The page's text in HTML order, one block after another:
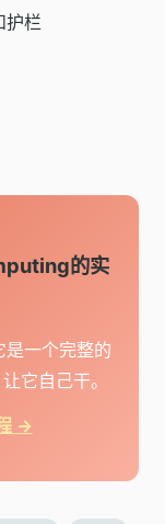
栏
的实
一个完整的
它自己干。
→